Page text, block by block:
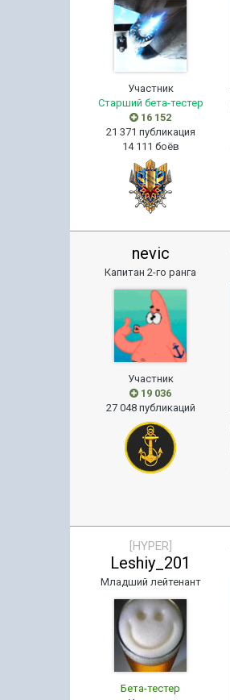
Участник
Старший бета-тестер
16 152
21 371 публикация
14 111 боёв
nevic
Капитан 2-го ранга
Участник
19 036
27 048 публикаций
[HYPER]
Leshiy_201
Младший лейтенант
Бета-тестер